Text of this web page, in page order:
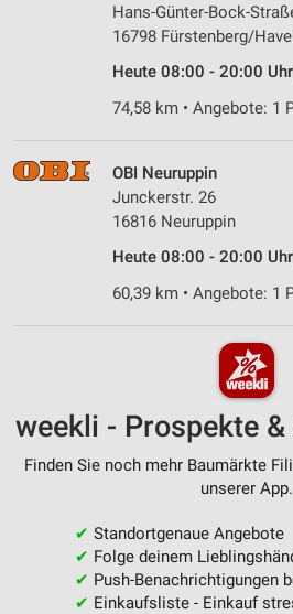
Hans-Günter-Bock-
16798 Fürstenberg/
Heute 08:00 - 20:00
74,58 km • Angebote: 1
OBI Neuruppin
Junckerstr. 26
16816 Neuruppin
Heute 08:00 - 20:00
60,39 km • Angebote: 1
weekli - Prospekte
Finden Sie noch mehr Baumärkte
unserer App.
✔ Standortgenaue Angebote
✔ Folge deinem
✔ Push-Benachrichtigungen
✔ Einkaufsliste - Einkauf